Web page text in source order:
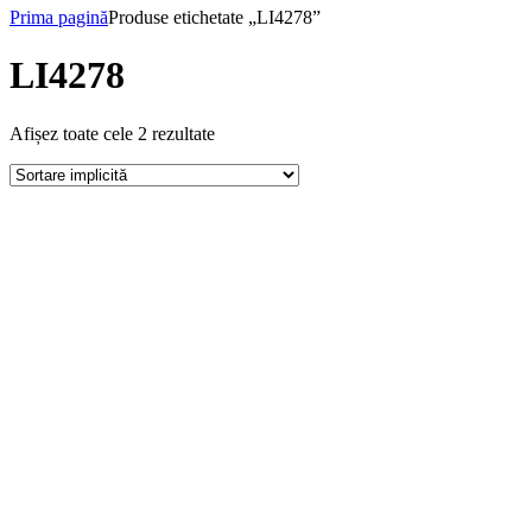
Prima paginăProduse etichetate „LI4278”
LI4278
Afișez toate cele 2 rezultate